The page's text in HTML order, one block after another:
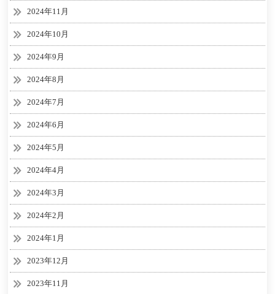
2024年11月
2024年10月
2024年9月
2024年8月
2024年7月
2024年6月
2024年5月
2024年4月
2024年3月
2024年2月
2024年1月
2023年12月
2023年11月